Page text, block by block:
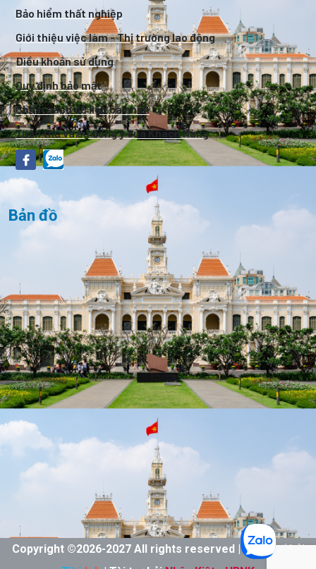
Bảo hiểm thất nghiệp
Giới thiệu việc làm - Thị trường lao động
Điều khoản sử dụng
Quy định bảo mật
Chính sách dữ liệu cá nhân
Tuân thủ và sự đồng ý của Khách Hàng
Bản đồ
Copyright ©2026-2027 All rights reserved | Thiết kế bởi